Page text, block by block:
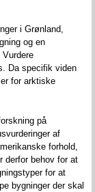
i Grønland,
og en
Vurdere
. Da specifik viden
for arktiske
på
af
forhold,
derfor behov for at
for at
bygninger der skal